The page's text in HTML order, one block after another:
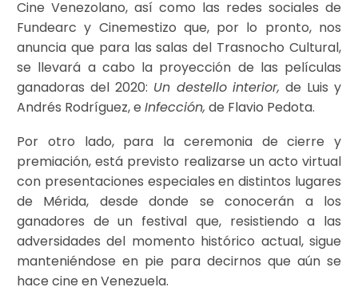
Cine Venezolano, así como las redes sociales de
Fundearc y Cinemestizo que, por lo pronto, nos
anuncia que para las salas del Trasnocho Cultural,
se llevará a cabo la proyección de las películas
ganadoras del 2020: Un destello interior, de Luis y
Andrés Rodríguez, e Infección, de Flavio Pedota.
Por otro lado, para la ceremonia de cierre y
premiación, está previsto realizarse un acto virtual
con presentaciones especiales en distintos lugares
de Mérida, desde donde se conocerán a los
ganadores de un festival que, resistiendo a las
adversidades del momento histórico actual, sigue
manteniéndose en pie para decirnos que aún se
hace cine en Venezuela.